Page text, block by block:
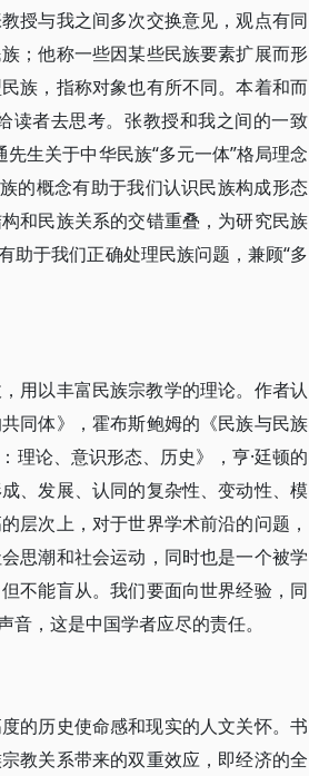
授与我之间多次交换意见，观点有同
；他称一些因某些民族要素扩展而形
族，指称对象也有所不同。本着和而
读者去思考。张教授和我之间的一致
生关于中华民族“多元一体”格局理念
的概念有助于我们认识民族构成形态
和民族关系的交错重叠，为研究民族
助于我们正确处理民族问题，兼顾“多
用以丰富民族宗教学的理论。作者认
同体》，霍布斯鲍姆的《民族与民族
理论、意识形态、历史》，亨·廷顿的
、发展、认同的复杂性、变动性、模
层次上，对于世界学术前沿的问题，
思潮和社会运动，同时也是一个被学
不能盲从。我们要面向世界经验，同
，这是中国学者应尽的责任。
的历史使命感和现实的人文关怀。书
教关系带来的双重效应，即经济的全